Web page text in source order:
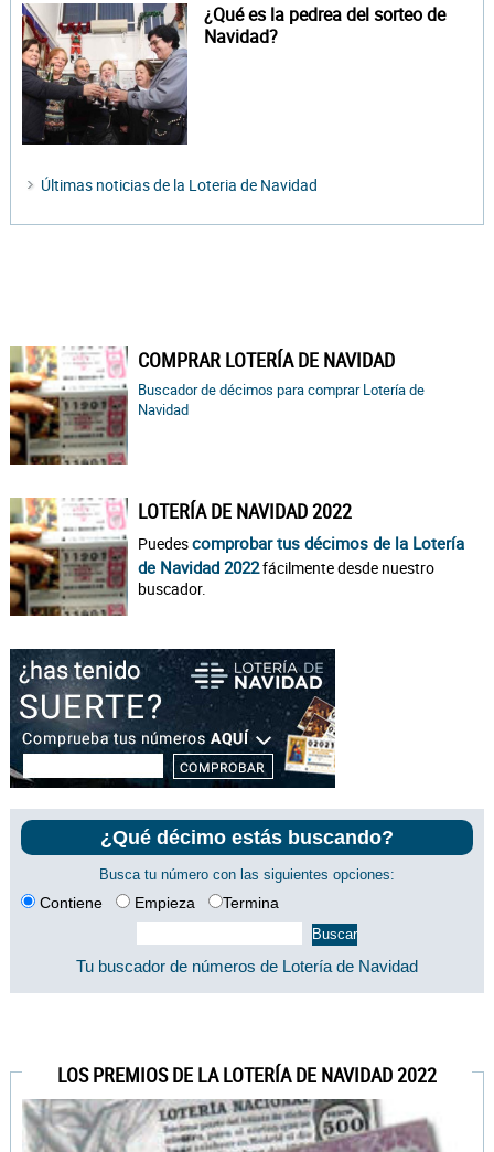
¿Qué es la pedrea del sorteo de
Navidad?
Últimas noticias de la Loteria de Navidad
COMPRAR LOTERÍA DE NAVIDAD
Buscador de décimos para comprar Lotería de
Navidad
LOTERÍA DE NAVIDAD 2022
Puedescomprobar tus décimos de la Lotería
de Navidad 2022fácilmente desde nuestro
buscador.
¿Qué décimo estás buscando?
Busca tu número con las siguientes opciones:
Contiene Empieza Termina
Tu buscador de números de Lotería de Navidad
LOS PREMIOS DE LA LOTERÍA DE NAVIDAD 2022